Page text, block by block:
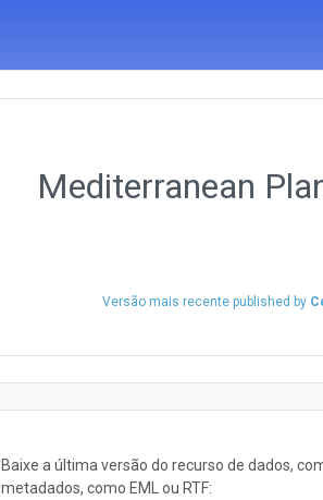
Mediterranean
Versão mais recente published by
Baixe a última versão do recurso de dados,
metadados, como EML ou RTF: